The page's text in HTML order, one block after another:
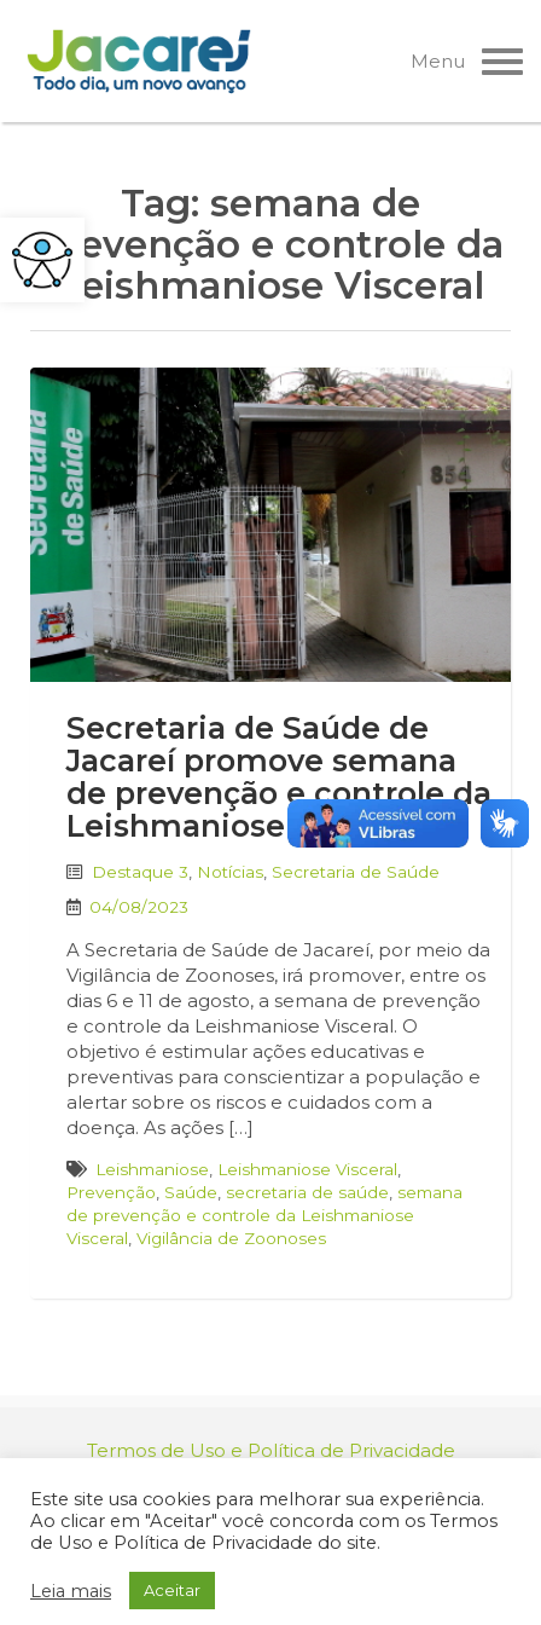
Pular
para
o
Menu
Tag: semana de
prevenção e controle da
Leishmaniose Visceral
Secretaria de Saúde de
Jacareí promove semana
de prevenção e controle da
Leishmaniose Visceral
Destaque 3 Notícias Secretaria de Saúde
04/08/2023
A Secretaria de Saúde de Jacareí, por meio da
Vigilância de Zoonoses, irá promover, entre os
dias 6 e 11 de agosto, a semana de prevenção
e controle da Leishmaniose Visceral. O
objetivo é estimular ações educativas e
preventivas para conscientizar a população e
alertar sobre os riscos e cuidados com a
doença. As ações […]
Leishmaniose Leishmaniose Visceral
Prevenção Saúde secretaria de saúde semana
de prevenção e controle da Leishmaniose
Visceral Vigilância de Zoonoses
Termos de Uso e Política de Privacidade
46.694.139/0001-83 | (12) 3955-9000
Endereço: Praça dos Três Poderes, 73 - Centro -
Jacareí/SP - CEP 12327-170
Este site usa cookies para melhorar sua experiência.
Ao clicar em "Aceitar" você concorda com os Termos
de Uso e Política de Privacidade do site.
Leia mais Aceitar